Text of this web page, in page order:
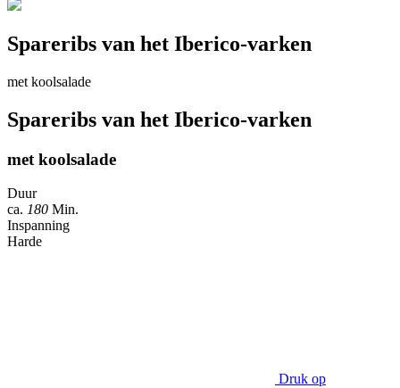
Spareribs van het Iberico-varken
met koolsalade
Spareribs van het Iberico-varken
met koolsalade
Duur
ca. 180 Min.
Inspanning
Harde
Druk op